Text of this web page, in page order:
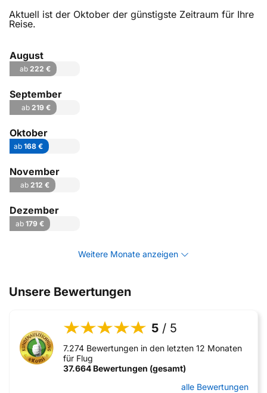
Aktuell ist der Oktober der günstigste Zeitraum für Ihre
Reise.
August
ab222 €
September
ab 219 €
Oktober
ab 168 €
November
ab 212 €
Dezember
ab179 €
Weitere Monate anzeigen
Unsere Bewertungen
5 / 5
7.274 Bewertungen in den letzten 12 Monaten
für Flug
37.664 Bewertungen (gesamt)
alle Bewertungen